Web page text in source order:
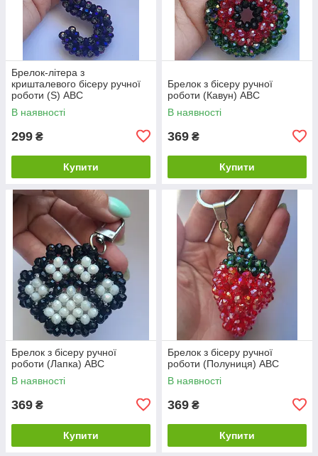
Брелок-літера з
кришталевого бісеру ручної
роботи (S) ABC
В наявності
299 ₴
Купити
Брелок з бісеру ручної
роботи (Кавун) ABC
В наявності
369 ₴
Купити
Брелок з бісеру ручної
роботи (Лапка) ABC
В наявності
369 ₴
Купити
Брелок з бісеру ручної
роботи (Полуниця) ABC
В наявності
369 ₴
Купити